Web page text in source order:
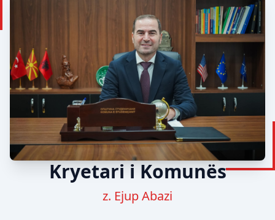
Kryetari i Komunës
z. Ejup Abazi